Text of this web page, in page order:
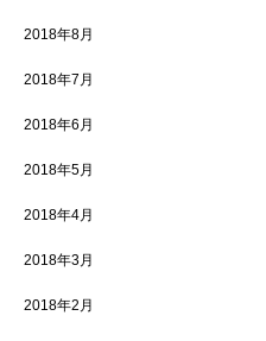
2018年8月
2018年7月
2018年6月
2018年5月
2018年4月
2018年3月
2018年2月